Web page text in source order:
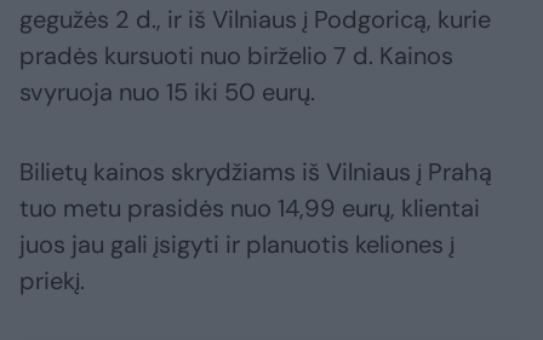
gegužės 2 d., ir iš Vilniaus į Podgoricą, kurie
pradės kursuoti nuo birželio 7 d. Kainos
svyruoja nuo 15 iki 50 eurų.
Bilietų kainos skrydžiams iš Vilniaus į Prahą
tuo metu prasidės nuo 14,99 eurų, klientai
juos jau gali įsigyti ir planuotis keliones į
priekį.